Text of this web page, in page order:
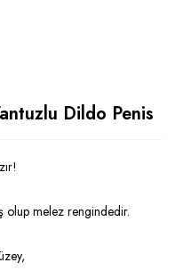
Dildo Penis
olup melez rengindedir.